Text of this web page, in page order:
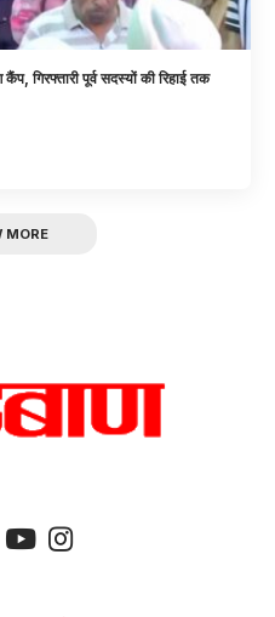
गिरफ्तारी पूर्व सदस्यों की रिहाई तक
MORE